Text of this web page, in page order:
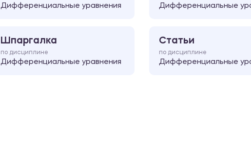
Дифференциальные уравнения Дифференциальные
Шпаргалка
по дисциплине
Дифференциальные уравнения
Статьи
по дисциплине
Дифференциальные